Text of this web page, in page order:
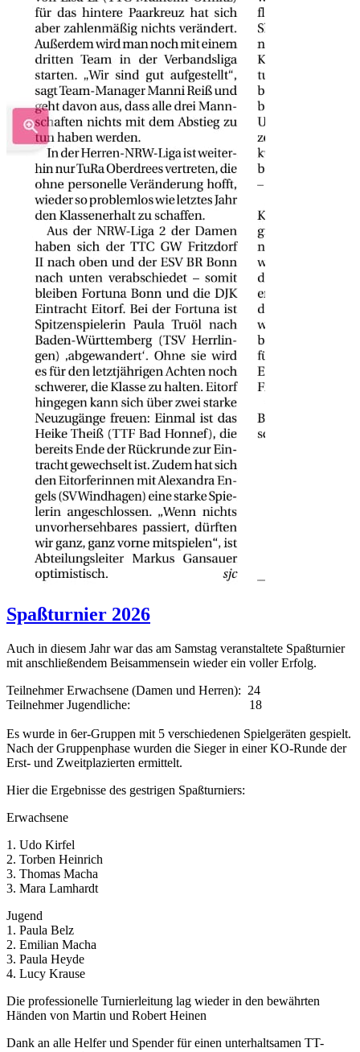
Spaßturnier 2026
Auch in diesem Jahr war das am Samstag veranstaltete Spaßturnier
mit anschließendem Beisammensein wieder ein voller Erfolg.
Teilnehmer Erwachsene (Damen und Herren): 24
Teilnehmer Jugendliche: 18
Es wurde in 6er-Gruppen mit 5 verschiedenen Spielgeräten gespielt.
Nach der Gruppenphase wurden die Sieger in einer KO-Runde der
Erst- und Zweitplazierten ermittelt.
Hier die Ergebnisse des gestrigen Spaßturniers:
Erwachsene
1. Udo Kirfel
2. Torben Heinrich
3. Thomas Macha
3. Mara Lamhardt
Jugend
1. Paula Belz
2. Emilian Macha
3. Paula Heyde
4. Lucy Krause
Die professionelle Turnierleitung lag wieder in den bewährten
Händen von Martin und Robert Heinen
Dank an alle Helfer und Spender für einen unterhaltsamen TT-